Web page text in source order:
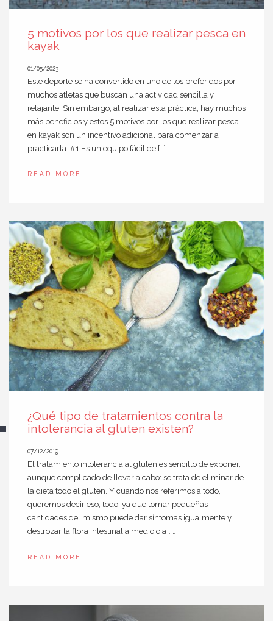
5 motivos por los que realizar pesca en
kayak
01/05/2023
Este deporte se ha convertido en uno de los preferidos por
muchos atletas que buscan una actividad sencilla y
relajante. Sin embargo, al realizar esta práctica, hay muchos
más beneficios y estos 5 motivos por los que realizar pesca
en kayak son un incentivo adicional para comenzar a
practicarla. #1 Es un equipo fácil de […]
READ MORE
¿Qué tipo de tratamientos contra la
intolerancia al gluten existen?
07/12/2019
El tratamiento intolerancia al gluten es sencillo de exponer,
aunque complicado de llevar a cabo: se trata de eliminar de
la dieta todo el gluten. Y cuando nos referimos a todo,
queremos decir eso, todo, ya que tomar pequeñas
cantidades del mismo puede dar síntomas igualmente y
destrozar la flora intestinal a medio o a […]
READ MORE